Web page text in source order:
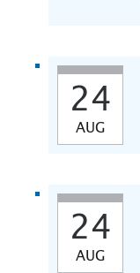
24
AUG
24
AUG